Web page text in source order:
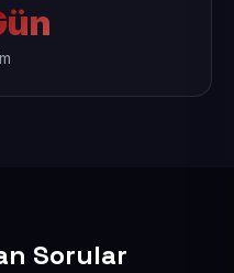
Sorular